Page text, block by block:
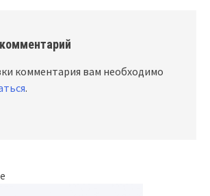
комментария вам необходимо
.